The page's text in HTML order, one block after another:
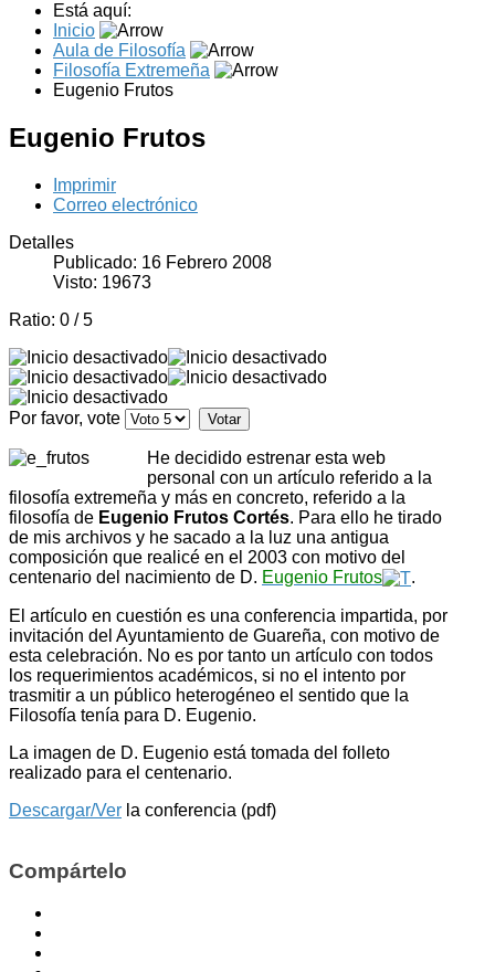
Está aquí:
Inicio
Aula de Filosofía
Filosofía Extremeña
Eugenio Frutos
Eugenio Frutos
Imprimir
Correo electrónico
Detalles
Publicado: 16 Febrero 2008
Visto: 19673
Ratio: 0 /5
Por favor, vote
He decidido estrenar esta web
personal con un artículo referido a la
filosofía extremeña y más en concreto, referido a la
filosofía de Eugenio Frutos Cortés. Para ello he tirado
de mis archivos y he sacado a la luz una antigua
composición que realicé en el 2003 con motivo del
centenario del nacimiento de D. Eugenio Frutos .
El artículo en cuestión es una conferencia impartida, por
invitación del Ayuntamiento de Guareña, con motivo de
esta celebración. No es por tanto un artículo con todos
los requerimientos académicos, si no el intento por
trasmitir a un público heterogéneo el sentido que la
Filosofía tenía para D. Eugenio.
La imagen de D. Eugenio está tomada del folleto
realizado para el centenario.
Descargar/Ver la conferencia (pdf)
Compártelo